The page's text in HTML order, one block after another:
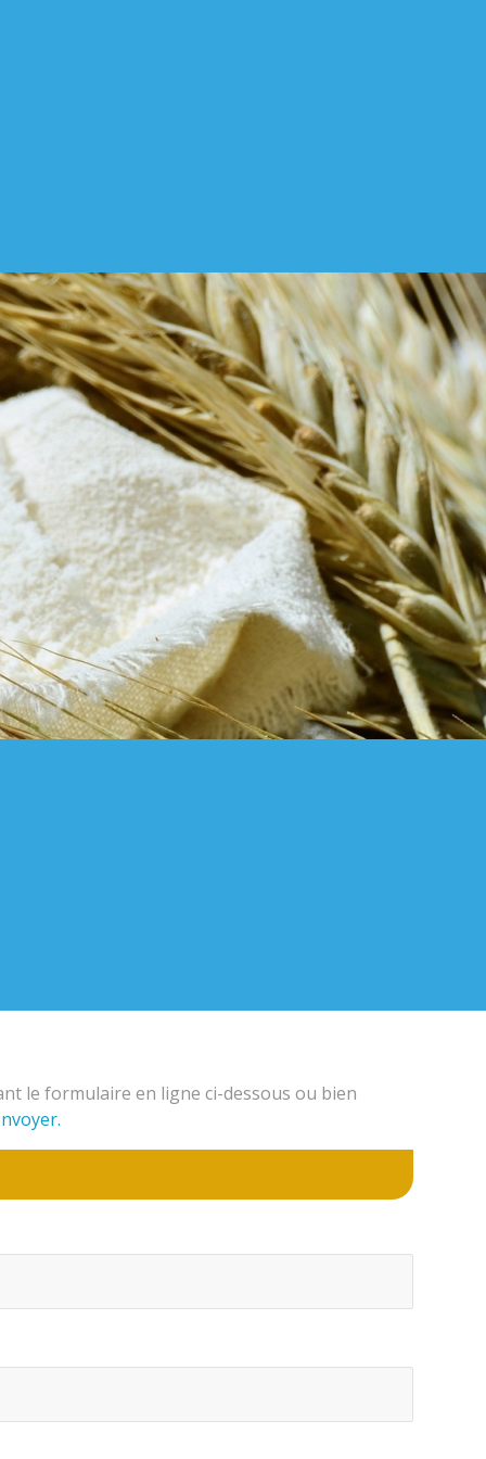
le formulaire en ligne ci-dessous ou bien